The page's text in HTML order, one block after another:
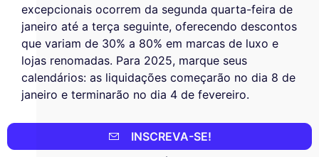
excepcionais ocorrem da segunda quarta-feira de
janeiro até a terça seguinte, oferecendo descontos
que variam de 30% a 80% em marcas de luxo e
lojas renomadas. Para 2025, marque seus
calendários: as liquidações começarão no dia 8 de
janeiro e terminarão no dia 4 de fevereiro.
Por que participar?INSCREVA-SE!